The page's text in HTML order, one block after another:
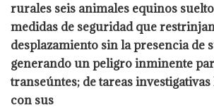
rurales seis animales equinos
medidas de seguridad que
desplazamiento sin la presencia de
generando un peligro inminente
transeúntes; de tareas
con sus